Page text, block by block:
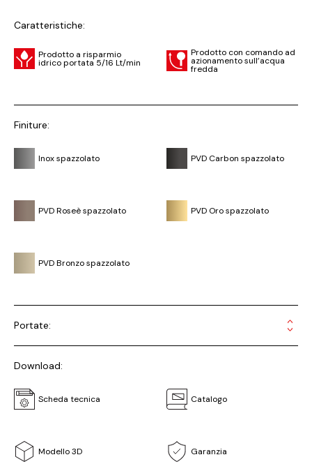
Caratteristiche:
Prodotto a risparmio
idrico portata 5/16 Lt/min
Prodotto con comando ad
azionamento sull’acqua
fredda
Finiture:
Inox spazzolato PVD Carbon spazzolato
PVD Roseè spazzolato PVD Oro spazzolato
PVD Bronzo spazzolato
Portate:
Download:
Scheda tecnica Catalogo
Modello 3D Garanzia